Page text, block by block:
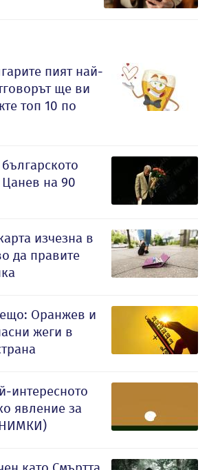
пият най-
ще ви
топ 10 по
на 90
изчезна в
да правите
Оранжев и
жеги в
интересното
явление за